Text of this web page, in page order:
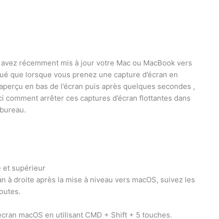
récemment mis à jour votre Mac ou MacBook vers
que lorsque vous prenez une capture d’écran en
en bas de l’écran puis après quelques secondes ,
comment arrêter ces captures d’écran flottantes dans
et supérieur
à droite après la mise à niveau vers macOS, suivez les
macOS en utilisant CMD + Shift + 5 touches.